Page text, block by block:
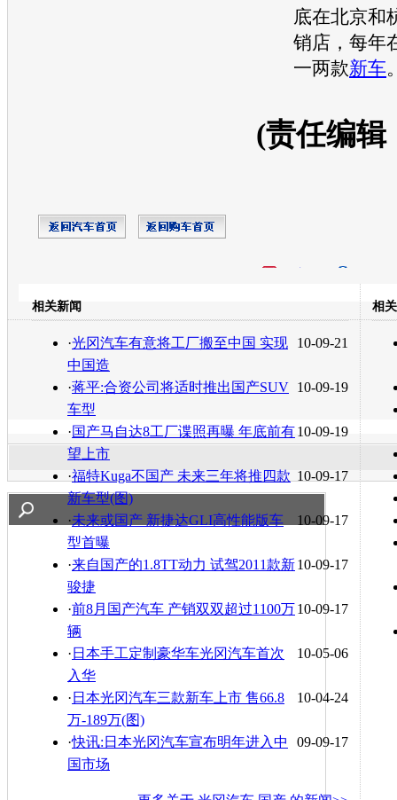
底在北京和
销店，每年
一两款新车
(责任编辑
转发至：
相关新闻
10-09-21
·光冈汽车有意将工厂搬至中国 实现
中国造
10-09-19
·蒋平:合资公司将适时推出国产SUV
车型
10-09-19
·国产马自达8工厂谍照再曝 年底前有
望上市
10-09-17
·福特Kuga不国产 未来三年将推四款
新车型(图)
10-09-17
·未来或国产 新捷达GLI高性能版车
型首曝
10-09-17
·来自国产的1.8TT动力 试驾2011款新
骏捷
10-09-17
·前8月国产汽车 产销双双超过1100万
辆
10-05-06
· 日本手工定制豪华车光冈汽车首次
入华
10-04-24
· 日本光冈汽车三款新车上市 售66.8
万-189万(图)
09-09-17
·快讯:日本光冈汽车宣布明年进入中
国市场
相